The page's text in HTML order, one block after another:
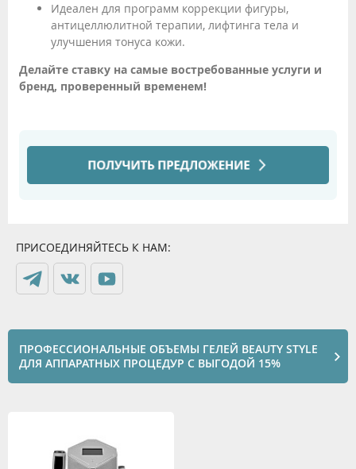
Идеален для программ коррекции фигуры,
антицеллюлитной терапии, лифтинга тела и
улучшения тонуса кожи.
Делайте ставку на самые востребованные услуги и
бренд, проверенный временем!
ПРИСОЕДИНЯЙТЕСЬ К НАМ:
ПРОФЕССИОНАЛЬНЫЕ ОБЪЕМЫ ГЕЛЕЙ BEAUTY STYLE
ДЛЯ АППАРАТНЫХ ПРОЦЕДУР С ВЫГОДОЙ 15%